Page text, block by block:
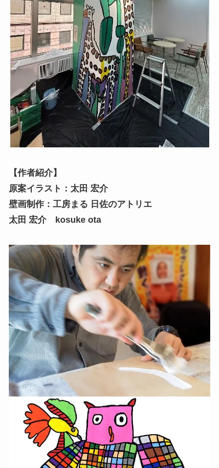
【作者紹介】
原案イラスト：太田 宏介
壁画制作：工房まる 日佐のアトリエ
太田 宏介 kosuke ota